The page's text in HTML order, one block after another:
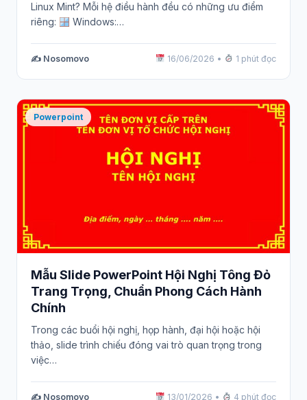
Linux Mint? Mỗi hệ điều hành đều có những ưu điểm
riêng:
Windows:…
✍️ Nosomovo 16/06/2026 • 1 phút đọc
Powerpoint
Mẫu Slide PowerPoint Hội Nghị Tông Đỏ
Trang Trọng, Chuẩn Phong Cách Hành
Chính
Trong các buổi hội nghị, họp hành, đại hội hoặc hội
thảo, slide trình chiếu đóng vai trò quan trọng trong
việc…
✍️ Nosomovo 13/01/2026 • 4 phút đọc